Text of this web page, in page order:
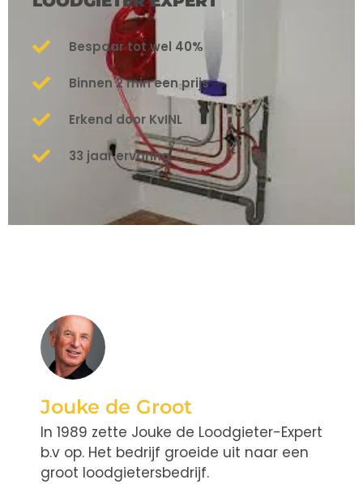
Bespaar tot wel 40%
Binnen 2 min een prijs
Erkend door KvINL
33 jaar ervaring
Jouke de Groot
In 1989 zette Jouke de Loodgieter-Expert
b.v op. Het bedrijf groeide uit naar een
groot loodgietersbedrijf.